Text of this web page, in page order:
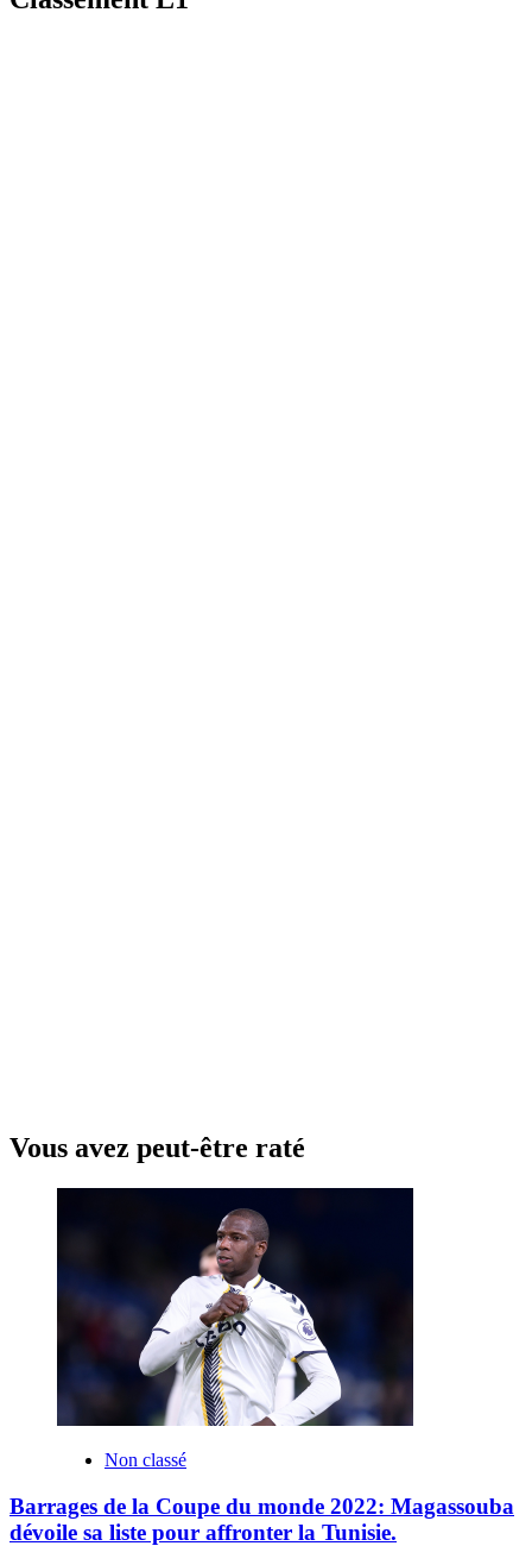
Vous avez peut-être raté
Non classé
Barrages de la Coupe du monde 2022: Magassouba
dévoile sa liste pour affronter la Tunisie.